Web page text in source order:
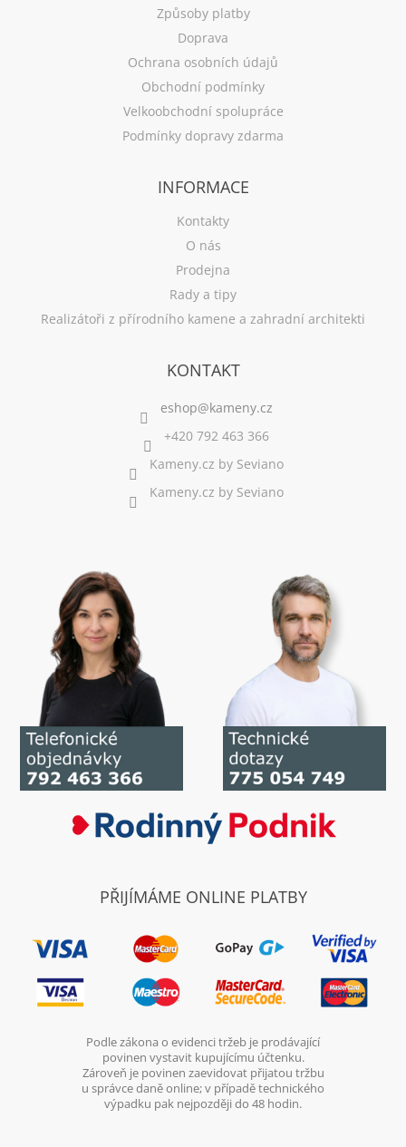
Způsoby platby
Doprava
Ochrana osobních údajů
Obchodní podmínky
Velkoobchodní spolupráce
Podmínky dopravy zdarma
INFORMACE
Kontakty
O nás
Prodejna
Rady a tipy
Realizátoři z přírodního kamene a zahradní architekti
KONTAKT
+420 792 463 366
Kameny.cz by Seviano
Kameny.cz by Seviano
PŘIJÍMÁME ONLINE PLATBY
Podle zákona o evidenci tržeb je prodávající
povinen vystavit kupujícímu účtenku.
Zároveň je povinen zaevidovat přijatou tržbu
u správce daně online; v případě technického
výpadku pak nejpozději do 48 hodin.